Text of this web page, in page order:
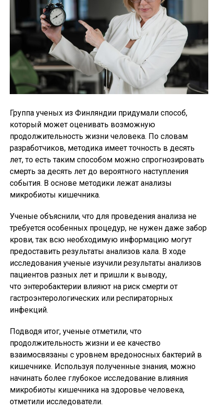
Группа ученых из Финляндии придумали способ,
который может оценивать возможную
продолжительность жизни человека. По словам
разработчиков, методика имеет точность в десять
лет, то есть таким способом можно спрогнозировать
смерть за десять лет до вероятного наступления
события. В основе методики лежат анализы
микробиоты кишечника.
Ученые объяснили, что для проведения анализа не
требуется особенных процедур, не нужен даже забор
крови, так всю необходимую информацию могут
предоставить результаты анализов кала. В ходе
исследования ученые изучили результаты анализов
пациентов разных лет и пришли к выводу,
что энтеробактерии влияют на риск смерти от
гастроэнтерологических или респираторных
инфекций.
Подводя итог, ученые отметили, что
продолжительность жизни и ее качество
взаимосвязаны с уровнем вредоносных бактерий в
кишечнике. Используя полученные знания, можно
начинать более глубокое исследование влияния
микробиоты кишечника на здоровье человека,
отметили исследователи.